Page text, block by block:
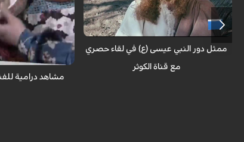
مسلسل السيد المسيح أحمد سليماني نيا
ممثل دور النبي عيسى (ع) في لقاء حصري
مع قناة الكوثر
مع المشاهدين _
من تمثيل "رامبود
مشاهد درامية